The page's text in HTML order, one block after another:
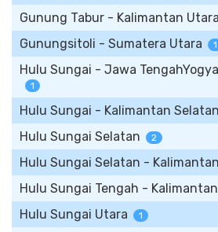
Gunung Tabur - Kalimantan Utara
Gunungsitoli - Sumatera Utara 1
Hulu Sungai - Jawa
1
Hulu Sungai - Kalimantan Selatan
Hulu Sungai Selatan 2
Hulu Sungai Selatan -
Hulu Sungai Tengah -
Hulu Sungai Utara 1